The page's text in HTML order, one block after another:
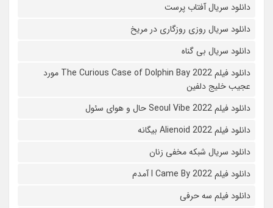
دانلود سریال آفتاب پرست
دانلود سریال روزی روزگاری در مریخ
دانلود سریال بی گناه
دانلود فیلم The Curious Case of Dolphin Bay 2022 مورد
عجیب خلیج دلفین
دانلود فیلم Seoul Vibe 2022 حال و هوای سئول
دانلود فیلم Alienoid 2022 بیگانه
دانلود سریال شبکه مخفی زنان
دانلود فیلم I Came By 2022 آمدم
دانلود فیلم سه حرفی